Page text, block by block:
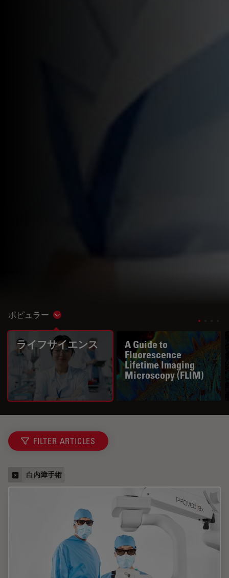
ポピュラー Show subnavigation
ライフサイエンス
A Guide to
Fluorescence
Lifetime Imaging
Microscopy (FLIM)
FILTER ARTICLES
白内障手術